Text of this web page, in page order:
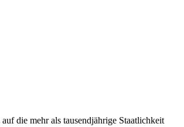
die mehr als tausendjährige Staatlichkeit